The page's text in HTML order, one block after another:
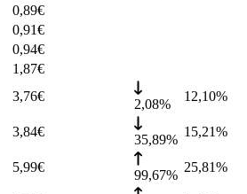
0,89€
0,91€
0,94€
1,87€
3,76€
2,08%
12,10%
3,84€
35,89%
15,21%
5,99€
99,67%
25,81%